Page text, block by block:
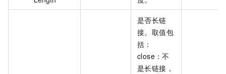
是否长链
接。取值包
括：
close：不
是长链接，